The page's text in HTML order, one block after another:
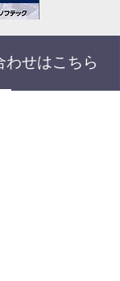
わせはこちら